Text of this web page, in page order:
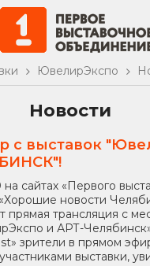
ЮвелирЭкспо
Новости
с выставок
сайтах «Первого
новости
прямая трансляция с
и АРТ-
зрители в прямом
выставки,